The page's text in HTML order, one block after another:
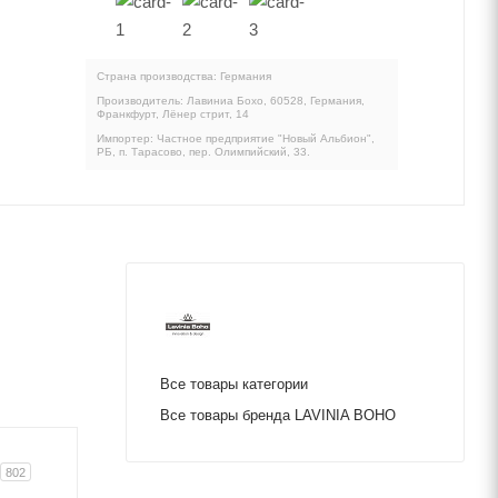
Страна производства: Германия
Производитель: Лавиниа Бохо, 60528, Германия,
Франкфурт, Лёнер стрит, 14
Импортер: Частное предприятие "Новый Альбион",
РБ, п. Тарасово, пер. Олимпийский, 33.
802
Все товары категории
Все товары бренда LAVINIA BOHO